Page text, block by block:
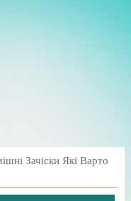
Зачіски Які Варто